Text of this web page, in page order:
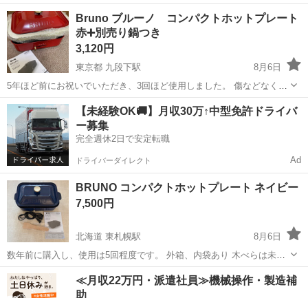
に伴う多少のスレ、キズ、落としきれない汚れなどございます ・詳細
は現地でご確認ください ・お値引きは出来かねますのでご了承願い...
北海道 札幌市 家庭用品
Bruno ブルーノ コンパクトホットプレート
赤➕別売り鍋つき
3,120円
東京都 九段下駅
8月6日
5年ほど前にお祝いでいただき、3回ほど使用しました。 傷などなく綺
麗です。箱はありません。 別売りのお鍋は未使用です。
東京 千代田区 九段下駅 キッチン家電 Bruno
【未経験OK🚚】月収30万↑中型免許ドライバ
ー募集
完全週休2日で安定転職
ドライバーダイレクト Ad
BRUNO コンパクトホットプレート ネイビー
7,500円
北海道 東札幌駅
8月6日
数年前に購入し、使用は5回程度です。 外箱、内袋あり 木べらは未使
用、コンセントカバーあり W375mm×H140mm×D235mm 約2.3kg(平
面プレート、フタ使用時/たこ焼きプレート使用時) 本体：スチール/
北海道 札幌市 東札幌駅 キッチン家電
≪月収22万円・派遣社員≫機械操作・製造補
助